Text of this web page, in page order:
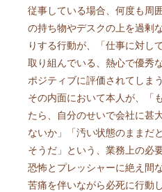
従事している場合、何度も周
の持ち物やデスクの上を過剰
りする行動が、「仕事に対し
取り組んでいる、熱心で優秀
ポジティブに評価されてしま
その内面において本人が、「
たら、自分のせいで会社に甚
ないか」「汚い状態のままだ
そうだ」という、業務上の必
恐怖とプレッシャーに絶え間
苦痛を伴いながら必死に行動